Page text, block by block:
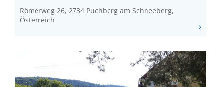
Römerweg 26, 2734 Puchberg am Schneeberg,
Österreich